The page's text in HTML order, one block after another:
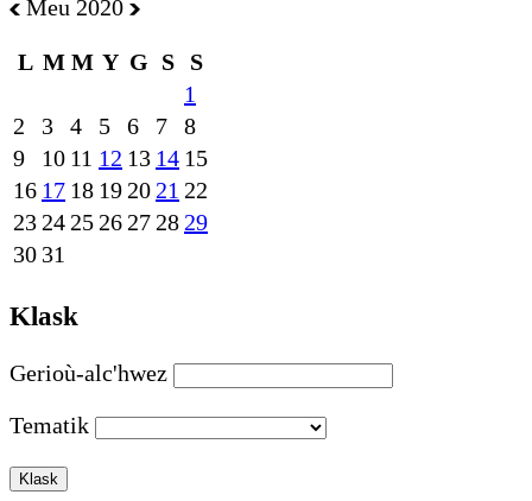
Meu 2020
L M M Y G S
S
1
2
3 4 5 6 7
8
9
10 11 12 13 14 15
16 17 18 19 20 21 22
23 24 25 26 27 28 29
30 31
Klask
Gerioù-alc'hwez
Tematik